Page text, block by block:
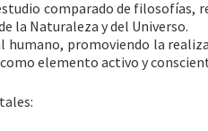
comparado de filosofías,
la Naturaleza y del Universo.
promoviendo la
elemento activo y